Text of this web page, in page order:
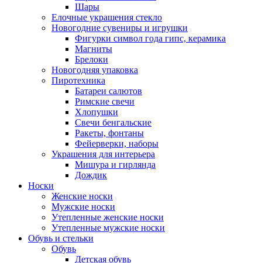
Шары
Елочные украшения стекло
Новогодние сувениры и игрушки
Фигурки символ года гипс, керамика
Магниты
Брелоки
Новогодняя упаковка
Пиротехника
Батареи салютов
Римские свечи
Хлопушки
Свечи бенгальские
Ракеты, фонтаны
Фейерверки, наборы
Украшения для интерьера
Мишура и гирлянда
Дождик
Носки
Женские носки
Мужские носки
Утепленные женские носки
Утепленные мужские носки
Обувь и стельки
Обувь
Детская обувь